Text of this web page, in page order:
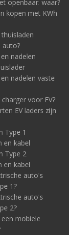
openbaar: waar?
kopen met KWh
auto?
nadelen
nadelen vaste
voor EV?
EV laders zijn
Type 1
en kabel
Type 2
en kabel
auto's
1?
auto's
2?
mobiele